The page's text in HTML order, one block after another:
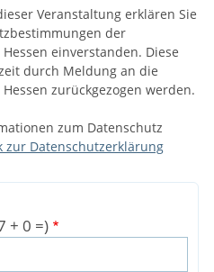
Veranstaltung erklären Sie
der
einverstanden. Diese
durch Meldung an die
zurückgezogen werden.
zum Datenschutz
zur Datenschutzerklärung
+ 0 =)